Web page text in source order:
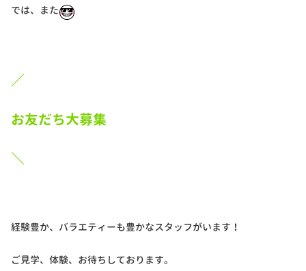
では、また
／
お友だち大募集
＼
経験豊か、バラエティーも豊かなスタッフがいます！
ご見学、体験、お待ちしております。